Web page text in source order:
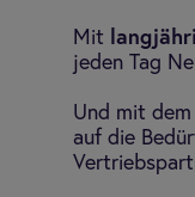
Mit
jeden Tag
Und mit dem
auf die